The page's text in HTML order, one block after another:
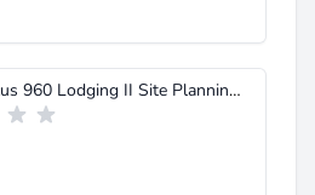
Fujitsu Focus 960 Lodging II Site Planning Guide Issue 2 Apr 1988.pdf